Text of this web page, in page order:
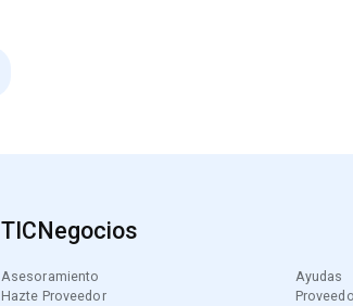
TICNegocios
Asesoramiento
Ayudas
Hazte Proveedor